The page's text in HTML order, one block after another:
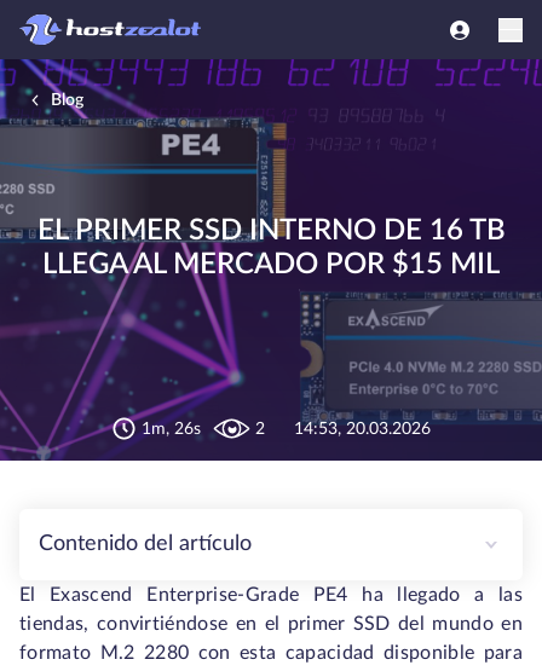
Blog
EL PRIMER SSD INTERNO DE 16 TB
LLEGA AL MERCADO POR $15 MIL
1m, 26s 2 14:53, 20.03.2026
Contenido del artículo
El Exascend Enterprise-Grade PE4 ha llegado a las
tiendas, convirtiéndose en el primer SSD del mundo en
formato M.2 2280 con esta capacidad disponible para